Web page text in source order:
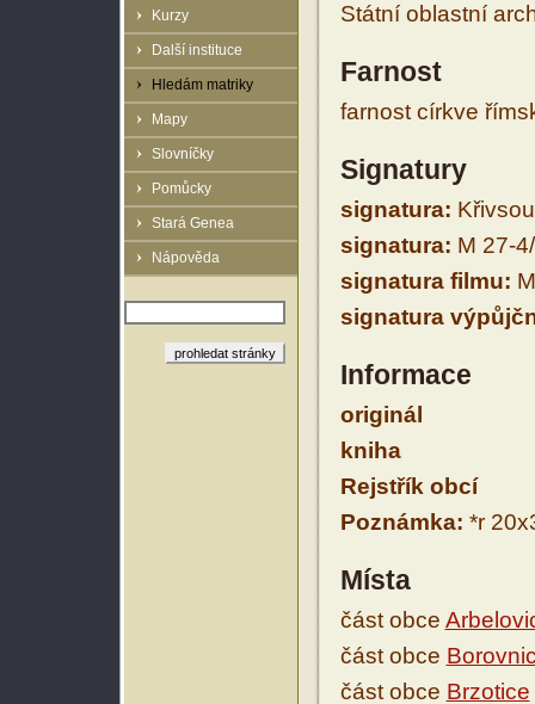
Kurzy
Další instituce
Hledám matriky
Mapy
Slovníčky
Pomůcky
Stará Genea
Nápověda
Státní oblastní
Farnost
farnost církve
Signatury
signatura:
signatura: M 27-
signatura filmu:
signatura
Informace
originál
kniha
Rejstřík obcí
Poznámka: *r
Místa
část obce
část obce
část obce Brzotice